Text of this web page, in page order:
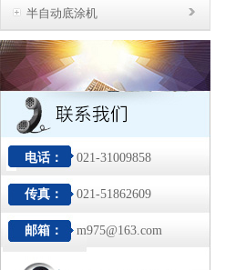
半自动底涂机
电话： 021-31009858
传真： 021-51862609
邮箱： m975@163.com